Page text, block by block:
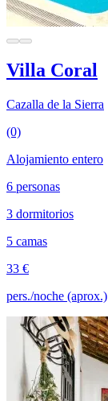
Villa Coral
Cazalla de la Sierra
(0)
Alojamiento entero
6 personas
3 dormitorios
5 camas
33 €
pers./noche (aprox.)